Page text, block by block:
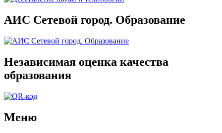
АИС Сетевой город. Образование
Независимая оценка качества
образования
Меню